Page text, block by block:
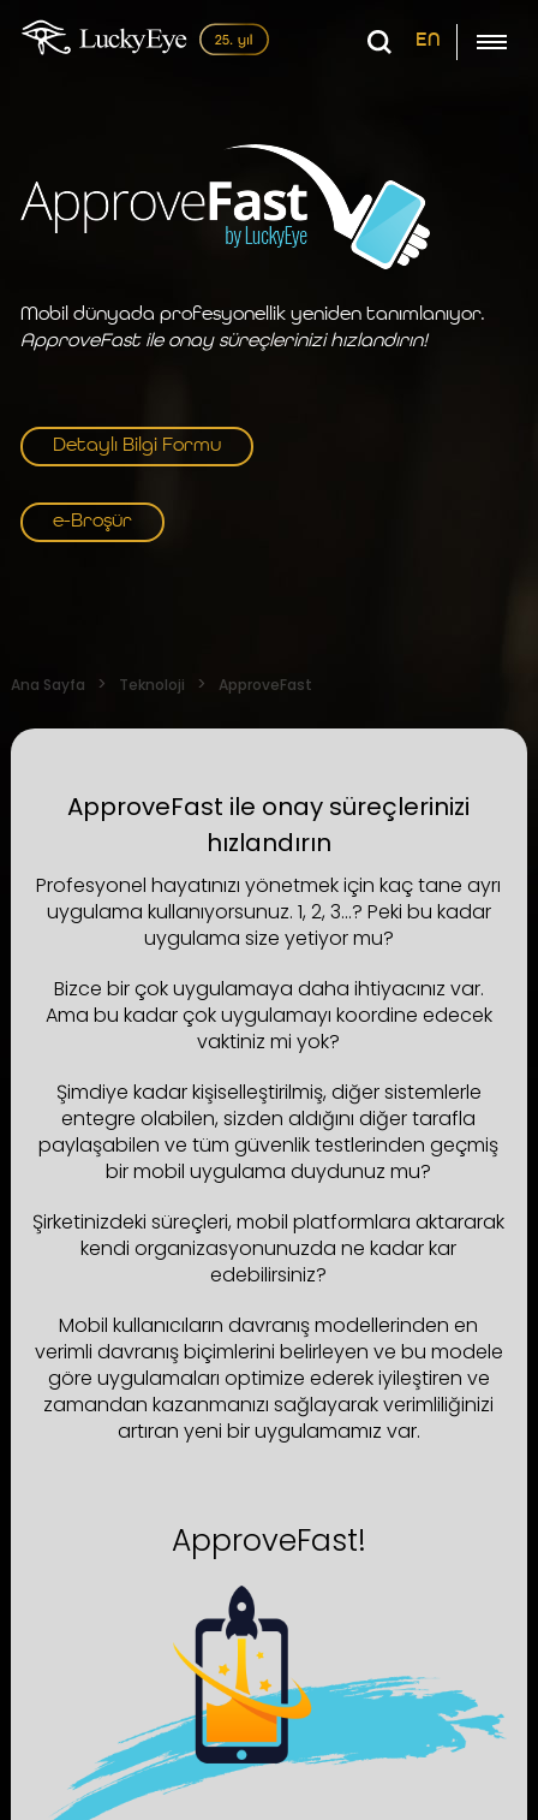
EN
Mobil dünyada profesyonellik yeniden tanımlanıyor.
ApproveFast ile onay süreçlerinizi hızlandırın!
Detaylı Bilgi Formu
e-Broşür
Ana Sayfa Teknoloji ApproveFast
ApproveFast ile onay süreçlerinizi
hızlandırın
Profesyonel hayatınızı yönetmek için kaç tane ayrı
uygulama kullanıyorsunuz. 1, 2, 3...? Peki bu kadar
uygulama size yetiyor mu?
Bizce bir çok uygulamaya daha ihtiyacınız var.
Ama bu kadar çok uygulamayı koordine edecek
vaktiniz mi yok?
Şimdiye kadar kişiselleştirilmiş, diğer sistemlerle
entegre olabilen, sizden aldığını diğer tarafla
paylaşabilen ve tüm güvenlik testlerinden geçmiş
bir mobil uygulama duydunuz mu?
Şirketinizdeki süreçleri, mobil platformlara aktararak
kendi organizasyonunuzda ne kadar kar
edebilirsiniz?
Mobil kullanıcıların davranış modellerinden en
verimli davranış biçimlerini belirleyen ve bu modele
göre uygulamaları optimize ederek iyileştiren ve
zamandan kazanmanızı sağlayarak verimliliğinizi
artıran yeni bir uygulamamız var.
ApproveFast!